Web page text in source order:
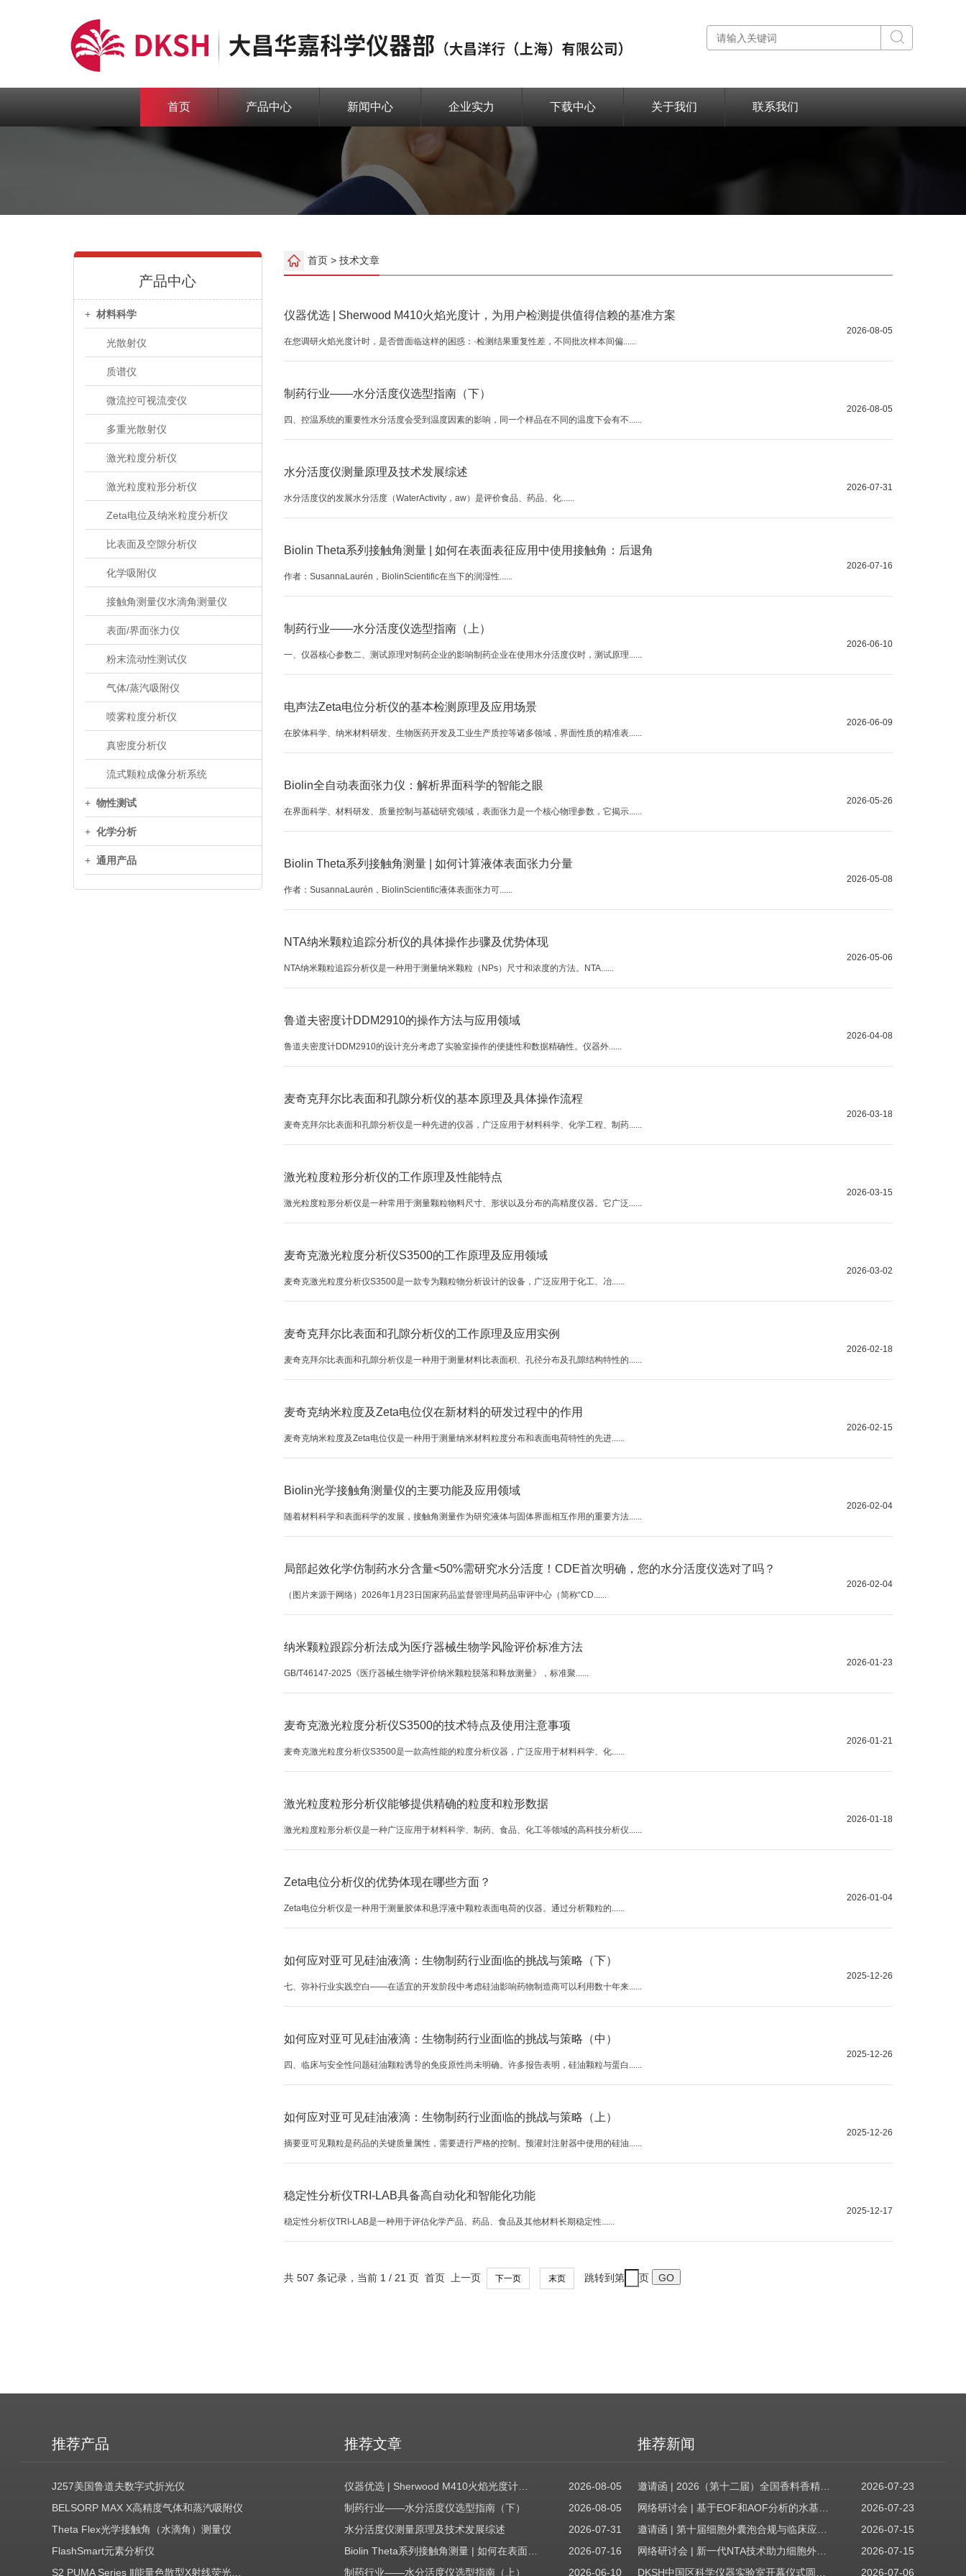
首页 产品中心 新闻中心 企业实力 下载中心 关于我们 联系我们
产品中心
+ 材料科学
光散射仪
质谱仪
微流控可视流变仪
多重光散射仪
激光粒度分析仪
激光粒度粒形分析仪
Zeta电位及纳米粒度分析仪
比表面及空隙分析仪
化学吸附仪
接触角测量仪水滴角测量仪
表面/界面张力仪
粉末流动性测试仪
气体/蒸汽吸附仪
喷雾粒度分析仪
真密度分析仪
流式颗粒成像分析系统
+ 物性测试
+ 化学分析
+ 通用产品
首页> 技术文章
仪器优选 | Sherwood M410火焰光度计，为用户检测提供值得信赖的基准方案
在您调研火焰光度计时，是否曾面临这样的困惑：·检测结果重复性差，不同批次样本间偏......
2026-08-05
制药行业——水分活度仪选型指南（下）
四、控温系统的重要性水分活度会受到温度因素的影响，同一个样品在不同的温度下会有不......
2026-08-05
水分活度仪测量原理及技术发展综述
水分活度仪的发展水分活度（WaterActivity，aw）是评价食品、药品、化......
2026-07-31
Biolin Theta系列接触角测量 | 如何在表面表征应用中使用接触角：后退角
作者：SusannaLaurén，BiolinScientific在当下的润湿性......
2026-07-16
制药行业——水分活度仪选型指南（上）
一、仪器核心参数二、测试原理对制药企业的影响制药企业在使用水分活度仪时，测试原理......
2026-06-10
电声法Zeta电位分析仪的基本检测原理及应用场景
在胶体科学、纳米材料研发、生物医药开发及工业生产质控等诸多领域，界面性质的精准表......
2026-06-09
Biolin全自动表面张力仪：解析界面科学的智能之眼
在界面科学、材料研发、质量控制与基础研究领域，表面张力是一个核心物理参数，它揭示......
2026-05-26
Biolin Theta系列接触角测量 | 如何计算液体表面张力分量
作者：SusannaLaurén，BiolinScientific液体表面张力可......
2026-05-08
NTA纳米颗粒追踪分析仪的具体操作步骤及优势体现
NTA纳米颗粒追踪分析仪是一种用于测量纳米颗粒（NPs）尺寸和浓度的方法。NTA......
2026-05-06
鲁道夫密度计DDM2910的操作方法与应用领域
鲁道夫密度计DDM2910的设计充分考虑了实验室操作的便捷性和数据精确性。仪器外......
2026-04-08
麦奇克拜尔比表面和孔隙分析仪的基本原理及具体操作流程
麦奇克拜尔比表面和孔隙分析仪是一种先进的仪器，广泛应用于材料科学、化学工程、制药......
2026-03-18
激光粒度粒形分析仪的工作原理及性能特点
激光粒度粒形分析仪是一种常用于测量颗粒物料尺寸、形状以及分布的高精度仪器。它广泛......
2026-03-15
麦奇克激光粒度分析仪S3500的工作原理及应用领域
麦奇克激光粒度分析仪S3500是一款专为颗粒物分析设计的设备，广泛应用于化工、冶......
2026-03-02
麦奇克拜尔比表面和孔隙分析仪的工作原理及应用实例
麦奇克拜尔比表面和孔隙分析仪是一种用于测量材料比表面积、孔径分布及孔隙结构特性的......
2026-02-18
麦奇克纳米粒度及Zeta电位仪在新材料的研发过程中的作用
麦奇克纳米粒度及Zeta电位仪是一种用于测量纳米材料粒度分布和表面电荷特性的先进......
2026-02-15
Biolin光学接触角测量仪的主要功能及应用领域
随着材料科学和表面科学的发展，接触角测量作为研究液体与固体界面相互作用的重要方法......
2026-02-04
局部起效化学仿制药水分含量<50%需研究水分活度！CDE首次明确，您的水分活度仪选对了吗？
（图片来源于网络）2026年1月23日国家药品监督管理局药品审评中心（简称“CD......
2026-02-04
纳米颗粒跟踪分析法成为医疗器械生物学风险评价标准方法
GB/T46147-2025《医疗器械生物学评价纳米颗粒脱落和释放测量》，标准聚......
2026-01-23
麦奇克激光粒度分析仪S3500的技术特点及使用注意事项
麦奇克激光粒度分析仪S3500是一款高性能的粒度分析仪器，广泛应用于材料科学、化......
2026-01-21
激光粒度粒形分析仪能够提供精确的粒度和粒形数据
激光粒度粒形分析仪是一种广泛应用于材料科学、制药、食品、化工等领域的高科技分析仪......
2026-01-18
Zeta电位分析仪的优势体现在哪些方面？
Zeta电位分析仪是一种用于测量胶体和悬浮液中颗粒表面电荷的仪器。通过分析颗粒的......
2026-01-04
如何应对亚可见硅油液滴：生物制药行业面临的挑战与策略（下）
七、弥补行业实践空白——在适宜的开发阶段中考虑硅油影响药物制造商可以利用数十年来......
2025-12-26
如何应对亚可见硅油液滴：生物制药行业面临的挑战与策略（中）
四、临床与安全性问题硅油颗粒诱导的免疫原性尚未明确。许多报告表明，硅油颗粒与蛋白......
2025-12-26
如何应对亚可见硅油液滴：生物制药行业面临的挑战与策略（上）
摘要亚可见颗粒是药品的关键质量属性，需要进行严格的控制。预灌封注射器中使用的硅油......
2025-12-26
稳定性分析仪TRI-LAB具备高自动化和智能化功能
稳定性分析仪TRI-LAB是一种用于评估化学产品、药品、食品及其他材料长期稳定性......
2025-12-17
共 507 条记录，当前 1 / 21 页 首页 上一页 下一页 末页 跳转到第 页
推荐产品
J257美国鲁道夫数字式折光仪
BELSORP MAX X高精度气体和蒸汽吸附仪
Theta Flex光学接触角（水滴角）测量仪
FlashSmart元素分析仪
S2 PUMA Series Ⅱ能量色散型X射线荧光光谱仪（EDXRF）
推荐文章
仪器优选 | Sherwood M410火焰光度计，为用户检测提供值得信赖的基准方案
2026-08-05
制药行业——水分活度仪选型指南（下）
2026-08-05
水分活度仪测量原理及技术发展综述
2026-07-31
Biolin Theta系列接触角测量 | 如何在表面表征应用中使用接触角：后退角
2026-07-16
制药行业——水分活度仪选型指南（上）
2026-06-10
推荐新闻
邀请函 | 2026（第十二届）全国香料香精技术交流年会
2026-07-23
网络研讨会 | 基于EOF和AOF分析的水基质中PFAS筛查
2026-07-23
邀请函 | 第十届细胞外囊泡合规与临床应用大会
2026-07-15
网络研讨会 | 新一代NTA技术助力细胞外囊泡质量评估与工艺开发
2026-07-15
DKSH中国区科学仪器实验室开幕仪式圆满收官！
2026-07-06